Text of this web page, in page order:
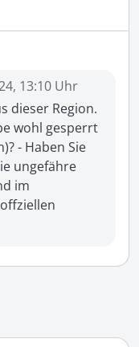
13:10 Uhr
dieser Region.
wohl gesperrt
- Haben Sie
ungefähre
im